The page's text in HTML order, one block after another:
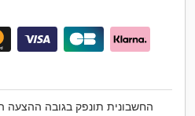
החשבונית תונפק בגובה ההצעה